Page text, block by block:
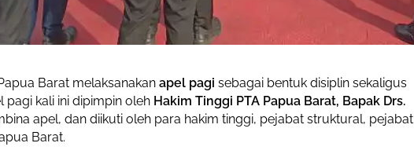
Barat melaksanakan apel pagi sebagai bentuk disiplin sekaligus
pagi kali ini dipimpin oleh Hakim Tinggi PTA Papua Barat, Bapak Drs.
apel, dan diikuti oleh para hakim tinggi, pejabat struktural, pejabat
Barat.